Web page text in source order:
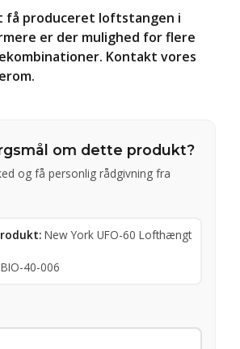
få produceret loftstangen i
er der mulighed for flere
Kontakt vores
om dette produkt?
og få personlig rådgivning fra
New York UFO-60 Lofthængt
BIO-40-006